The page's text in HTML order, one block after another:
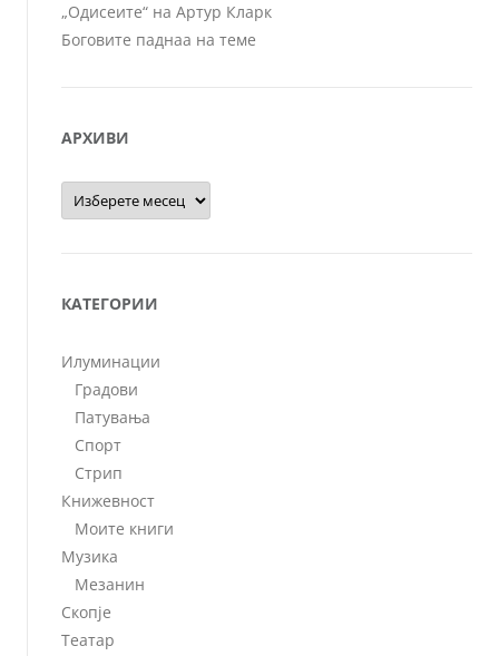
„Одисеите“ на Артур Кларк
Боговите паднаа на теме
АРХИВИ
Архиви
КАТЕГОРИИ
Илуминации
Градови
Патувања
Спорт
Стрип
Книжевност
Моите книги
Музика
Мезанин
Скопје
Театар